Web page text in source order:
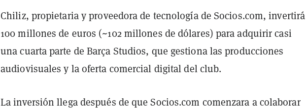
Chiliz, propietaria y proveedora de tecnología de Socios.com, invertirá
100 millones de euros (~102 millones de dólares) para adquirir casi
una cuarta parte de Barça Studios, que gestiona las producciones
audiovisuales y la oferta comercial digital del club.
La inversión llega después de que Socios.com comenzara a colaborar